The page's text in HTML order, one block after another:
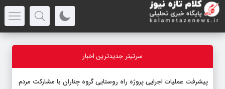
سرتیتر جدیدترین اخبار
پیشرفت عملیات اجرایی پروژه راه روستایی گروه چناران با مشارکت مردم